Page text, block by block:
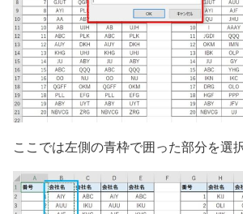
ここでは左側の青枠で囲った部分を選